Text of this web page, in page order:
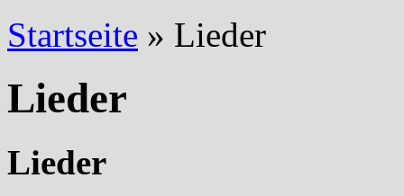
Startseite » Lieder
Lieder
Lieder